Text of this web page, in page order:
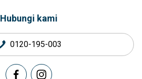
Hubungi kami
0120-195-003